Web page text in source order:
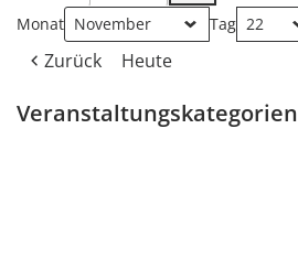
Monat Tag
Zurück Heute
Veranstaltungskategorien